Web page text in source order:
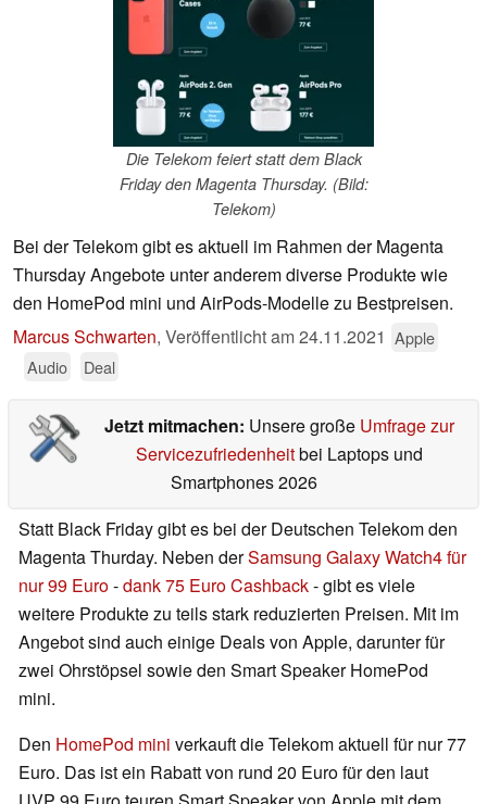
Die Telekom feiert statt dem Black
Friday den Magenta Thursday. (Bild:
Telekom)
Bei der Telekom gibt es aktuell im Rahmen der Magenta
Thursday Angebote unter anderem diverse Produkte wie
den HomePod mini und AirPods-Modelle zu Bestpreisen.
Marcus Schwarten, Veröffentlicht am24.11.2021 Apple
Audio
Deal
Jetzt mitmachen: Unsere große Umfrage zur
Servicezufriedenheitbei Laptops und
Smartphones 2026
Statt Black Friday gibt es bei der Deutschen Telekom den
Magenta Thurday. Neben derSamsung Galaxy Watch4 für
nur 99 Euro-dank 75 Euro Cashback- gibt es viele
weitere Produkte zu teils stark reduzierten Preisen. Mit im
Angebot sind auch einige Deals von Apple, darunter für
zwei Ohrstöpsel sowie den Smart Speaker HomePod
mini.
Den HomePod mini verkauft die Telekom aktuell für nur 77
Euro. Das ist ein Rabatt von rund 20 Euro für den laut